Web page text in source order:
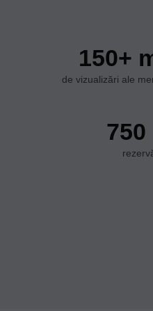
150+
de vizualizări ale
750